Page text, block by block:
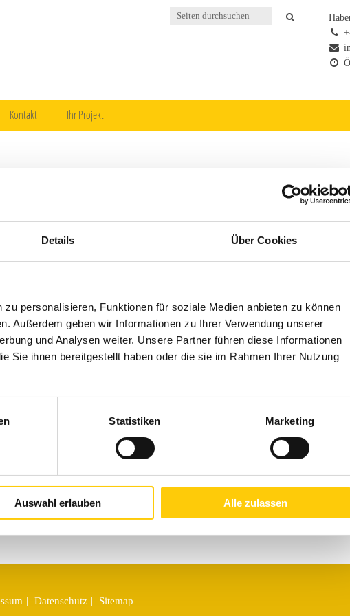
Details Über Cookies
personalisieren, Funktionen für soziale Medien anbieten zu können
Außerdem geben wir Informationen zu Ihrer Verwendung unserer
und Analysen weiter. Unsere Partner führen diese Informationen
Sie ihnen bereitgestellt haben oder die sie im Rahmen Ihrer Nutzung
Statistiken Marketing
Auswahl erlauben Alle zulassen
Kontakt Ihr Projekt
Zwischenstecker protect. Beim
Antrieben in das Gebäudeinnere
IT-Systeme können dabei stark
und ist speziell für
geeignet und problemlos
Datenschutz Sitemap